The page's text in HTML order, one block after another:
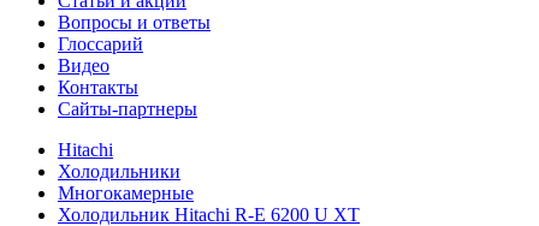
Вопросы и ответы
Глоссарий
Видео
Контакты
Сайты-партнеры
Hitachi
Холодильники
Многокамерные
Холодильник Hitachi R-E 6200 U XT